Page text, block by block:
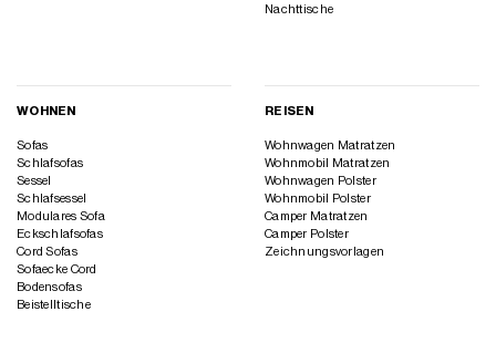
Nachttische
WOHNEN
Sofas
Schlafsofas
Sessel
Schlafsessel
Modulares Sofa
Eckschlafsofas
Cord Sofas
Sofaecke Cord
Bodensofas
Beistelltische
REISEN
Wohnwagen Matratzen
Wohnmobil Matratzen
Wohnwagen Polster
Wohnmobil Polster
Camper Matratzen
Camper Polster
Zeichnungsvorlagen